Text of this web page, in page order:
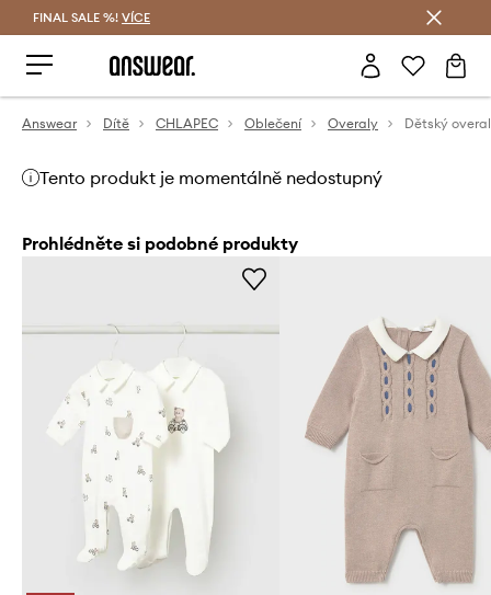
FINAL SALE %! VÍCE
Answear Dítě CHLAPEC Oblečení Overaly
Tento produkt je momentálně nedostupný
Prohlédněte si podobné produkty